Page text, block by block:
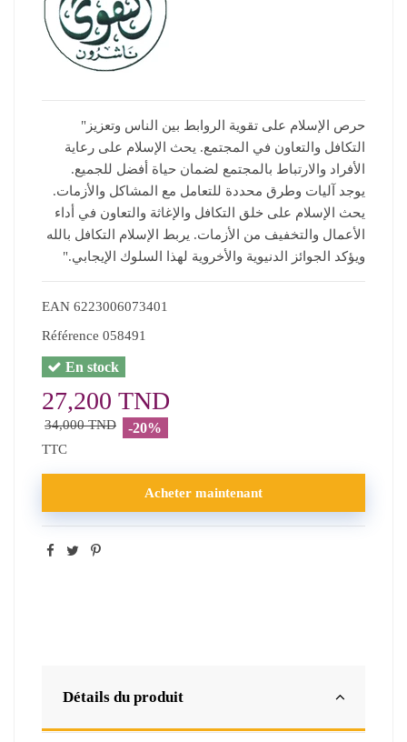
"حرص الإسلام على تقوية الروابط بين الناس وتعزيز
التكافل والتعاون في المجتمع. يحث الإسلام على رعاية
الأفراد والارتباط بالمجتمع لضمان حياة أفضل للجميع.
يوجد آليات وطرق محددة للتعامل مع المشاكل والأزمات.
يحث الإسلام على خلق التكافل والإغاثة والتعاون في أداء
الأعمال والتخفيف من الأزمات. يربط الإسلام التكافل بالله
ويؤكد الجوائز الدنيوية والأخروية لهذا السلوك الإيجابي."
EAN 6223006073401
Référence 058491
En stock
27,200 TND
34,000 TND -20%
TTC
Acheter maintenant
Détails du produit